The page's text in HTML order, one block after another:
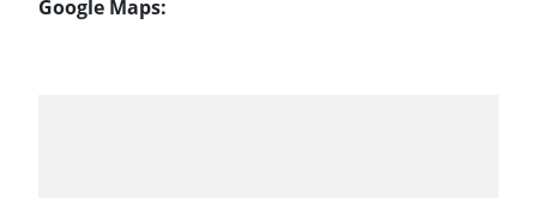
Google Maps: